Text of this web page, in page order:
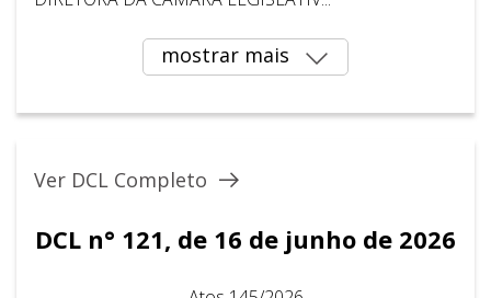
mostrar mais
Ver DCL Completo
DCL n° 121, de 16 de junho de 2026